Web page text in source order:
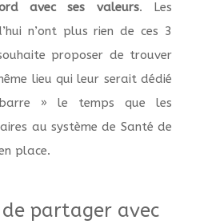
avec ses valeurs. Les
n’ont plus rien de ces 3
proposer de trouver
lieu qui leur serait dédié
» le temps que les
au système de Santé de
place.
partager avec